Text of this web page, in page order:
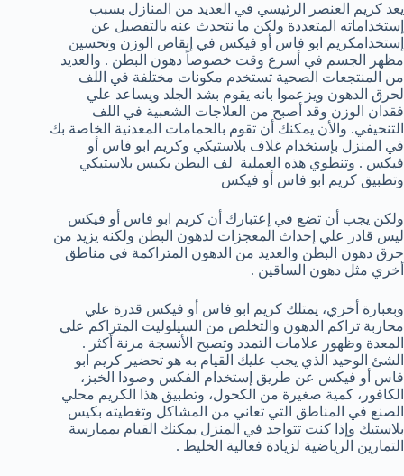
يعد كريم العنصر الرئيسي في العديد من المنازل بسبب
إستخداماته المتعددة ولكن ما نتحدث عنه بالتفصيل عن
إستخدامكريم ابو فاس أو فيكس في إنقاص الوزن وتحسين
مظهر الجسم في أسرع وقت خصوصاً دهون البطن . والعديد
من المنتجعات الصحية تستخدم مكونات مختلفة في اللف
لحرق الدهون ويزعموا بانه يقوم بشد الجلد ويساعد علي
فقدان الوزن وقد أصبح من العلاجات الشعبية في اللف
التنحيفي. والأن يمكنك أن تقوم بالحمامات المعدنية الخاصة بك
في المنزل بإستخدام غلاف بلاستيكي وكريم ابو فاس أو
فيكس . وتنطوي هذه العملية لف البطن بكيس بلاستيكي
وتطبيق كريم ابو فاس أو فيكس
ولكن يجب أن تضع في إعتبارك أن كريم ابو فاس أو فيكس
ليس قادر علي إحداث المعجزات لدهون البطن ولكنه يزيد من
حرق دهون البطن والعديد من الدهون المتراكمة في مناطق
أخري مثل دهون الساقين .
وبعبارة أخري، يمتلك كريم ابو فاس أو فيكس قدرة علي
محاربة تراكم الدهون والتخلص من السيلوليت المتراكم علي
المعدة وظهور علامات التمدد وتصبح الأنسجة مرنة أكثر .
الشئ الوحيد الذي يجب عليك القيام به هو تحضير كريم ابو
فاس أو فيكس عن طريق إستخدام الفكس وصودا الخبز،
الكافور، كمية صغيرة من الكحول، وتطبيق هذا الكريم محلي
الصنع في المناطق التي تعاني من المشاكل وتغطيته بكيس
بلاستيك وإذا كنت تتواجد في المنزل يمكنك القيام بممارسة
التمارين الرياضية لزيادة فعالية الخليط .